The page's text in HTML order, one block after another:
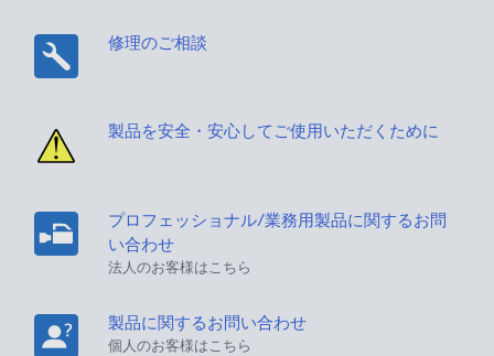
修理のご相談
製品を安全・安心してご使用いただくために
プロフェッショナル/業務用製品に関するお問
い合わせ
法人のお客様はこちら
製品に関するお問い合わせ
個人のお客様はこちら